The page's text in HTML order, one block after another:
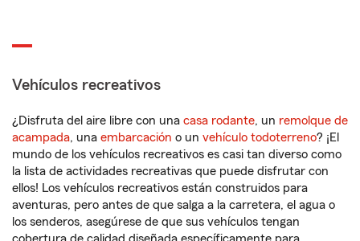
Vehículos recreativos
¿Disfruta del aire libre con una casa rodante, un remolque de
acampada, una embarcación o un vehículo todoterreno? ¡El
mundo de los vehículos recreativos es casi tan diverso como
la lista de actividades recreativas que puede disfrutar con
ellos! Los vehículos recreativos están construidos para
aventuras, pero antes de que salga a la carretera, el agua o
los senderos, asegúrese de que sus vehículos tengan